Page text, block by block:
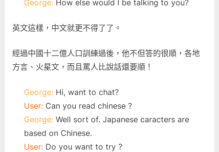
George: How else would I be talking to you?
英文這樣，中文就更不得了了。
經過中國十二億人口訓練過後，他不但答的很順，各地
方言、火星文，而且罵人比說話還要順！
George: Hi, want to chat?
User: Can you read chinese ?
George: Well sort of. Japanese caracters are
based on Chinese.
User: Do you want to try ?